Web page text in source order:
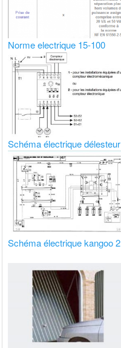
Norme electrique 15-100
Schéma électrique délesteur
Schéma électrique kangoo 2